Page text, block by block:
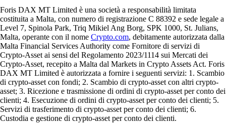
Foris DAX MT Limited è una società a responsabilità limitata
costituita a Malta, con numero di registrazione C 88392 e sede legale a
Level 7, Spinola Park, Triq Mikiel Ang Borg, SPK 1000, St. Julians,
Malta, operante con il nome Crypto.com, debitamente autorizzata dalla
Malta Financial Services Authority come Fornitore di servizi di
Crypto-Asset ai sensi del Regolamento 2023/1114 sui Mercati dei
Crypto-Asset, recepito a Malta dal Markets in Crypto Assets Act. Foris
DAX MT Limited è autorizzata a fornire i seguenti servizi: 1. Scambio
di crypto-asset con fondi; 2. Scambio di crypto-asset con altri crypto-
asset; 3. Ricezione e trasmissione di ordini di crypto-asset per conto dei
clienti; 4. Esecuzione di ordini di crypto-asset per conto dei clienti; 5.
Servizi di trasferimento di crypto-asset per conto dei clienti; 6.
Custodia e gestione di crypto-asset per conto dei clienti.